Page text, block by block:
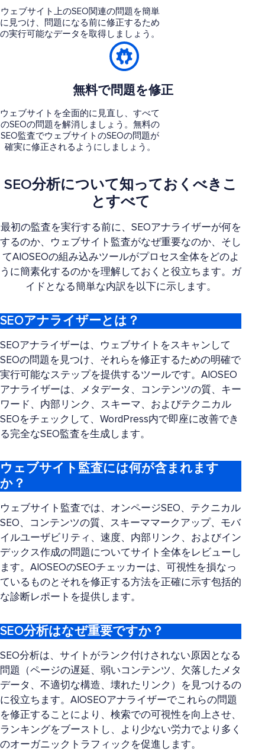
ウェブサイト上のSEO関連の問題を簡単
に見つけ、問題になる前に修正するため
の実行可能なデータを取得しましょう。
無料で問題を修正
ウェブサイトを全面的に見直し、すべて
のSEOの問題を解消しましょう。無料の
SEO監査でウェブサイトのSEOの問題が
確実に修正されるようにしましょう。
SEO分析について知っておくべきこ
とすべて
最初の監査を実行する前に、SEOアナライザーが何を
するのか、ウェブサイト監査がなぜ重要なのか、そし
てAIOSEOの組み込みツールがプロセス全体をどのよ
うに簡素化するのかを理解しておくと役立ちます。ガ
イドとなる簡単な内訳を以下に示します。
SEOアナライザーとは？
SEOアナライザーは、ウェブサイトをスキャンして
SEOの問題を見つけ、それらを修正するための明確で
実行可能なステップを提供するツールです。AIOSEO
アナライザーは、メタデータ、コンテンツの質、キー
ワード、内部リンク、スキーマ、およびテクニカル
SEOをチェックして、WordPress内で即座に改善でき
る完全なSEO監査を生成します。
ウェブサイト監査には何が含まれます
か？
ウェブサイト監査では、オンページSEO、テクニカル
SEO、コンテンツの質、スキーママークアップ、モバ
イルユーザビリティ、速度、内部リンク、およびイン
デックス作成の問題についてサイト全体をレビューし
ます。AIOSEOのSEOチェッカーは、可視性を損なっ
ているものとそれを修正する方法を正確に示す包括的
な診断レポートを提供します。
SEO分析はなぜ重要ですか？
SEO分析は、サイトがランク付けされない原因となる
問題（ページの遅延、弱いコンテンツ、欠落したメタ
データ、不適切な構造、壊れたリンク）を見つけるの
に役立ちます。AIOSEOアナライザーでこれらの問題
を修正することにより、検索での可視性を向上させ、
ランキングをブーストし、より少ない労力でより多く
のオーガニックトラフィックを促進します。